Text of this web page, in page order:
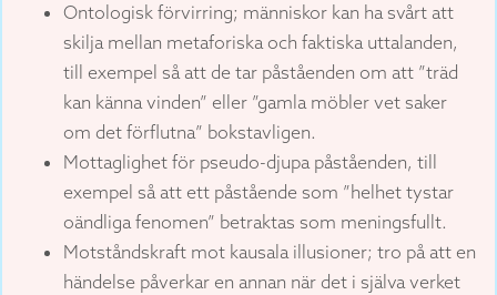
Ontologisk förvirring; människor kan ha svårt att
skilja mellan metaforiska och faktiska uttalanden,
till exempel så att de tar påståenden om att ”träd
kan känna vinden” eller ”gamla möbler vet saker
om det förflutna” bokstavligen.
Mottaglighet för pseudo-djupa påståenden, till
exempel så att ett påstående som ”helhet tystar
oändliga fenomen” betraktas som meningsfullt.
Motståndskraft mot kausala illusioner; tro på att en
händelse påverkar en annan när det i själva verket